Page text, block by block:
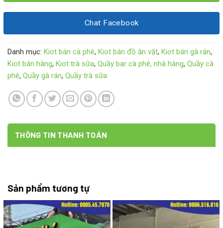
Chat Facebook
Danh mục: Kiot bán cà phê, Kiot bán đồ ăn vặt, Kiot bán gà rán,
Kiot bán hàng, Kiot trà sữa, Quầy bar cà phê, nhà hàng, Quầy cà
phê, Quầy gà rán, Quầy trà sữa
THÔNG TIN THANH TOÁN
Sản phẩm tương tự